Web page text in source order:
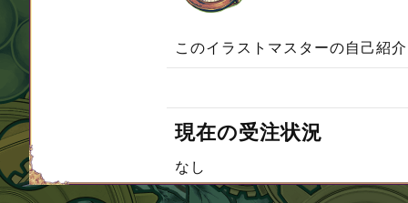
このイラストマスターの自己紹
現在の受注状況
なし